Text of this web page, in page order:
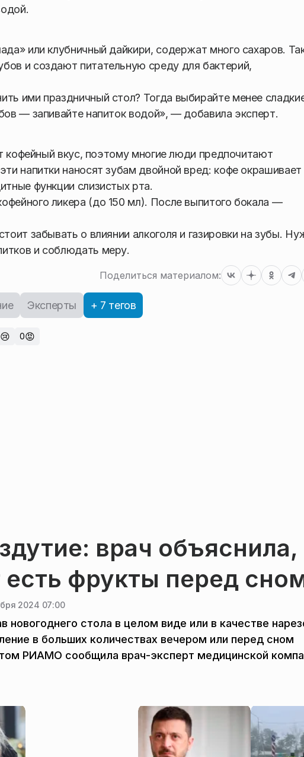
или клубничный дайкири, содержат много сахаров.
и создают питательную среду для бактерий,
ими праздничный стол? Тогда выбирайте менее
— запивайте напиток водой», — добавила эксперт.
кофейный вкус, поэтому многие люди предпочитают
напитки наносят зубам двойной вред: кофе окрашивает
функции слизистых рта.
ликера (до 150 мл). После выпитого бокала —
забывать о влиянии алкоголя и газировки на зубы.
и соблюдать меру.
Поделиться материалом:
Эксперты + 7 тегов
😢 0😡
врач объяснила,
есть фрукты перед
2024 07:00
новогоднего стола в целом виде или в качестве
в больших количествах вечером или перед сном
РИАМО сообщила врач-эксперт медицинской